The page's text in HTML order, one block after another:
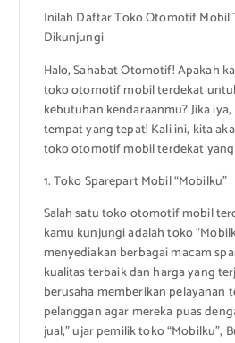
Inilah Daftar Toko Otomotif Mobil
Dikunjungi
Halo, Sahabat Otomotif! Apakah
toko otomotif mobil terdekat
kebutuhan kendaraanmu? Jika
tempat yang tepat! Kali ini, kita
toko otomotif mobil terdekat
1. Toko Sparepart Mobil “Mobilku”
Salah satu toko otomotif mobil
kamu kunjungi adalah toko
menyediakan berbagai macam
kualitas terbaik dan harga yang
berusaha memberikan pelayanan
pelanggan agar mereka puas
jual,” ujar pemilik toko “Mobilku”,